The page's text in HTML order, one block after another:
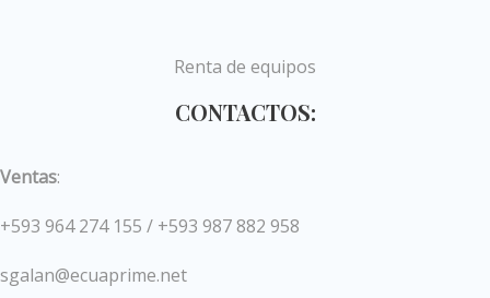
Renta de equipos
CONTACTOS:
Ventas:
+593 964 274 155 / +593 987 882 958
sgalan@ecuaprime.net